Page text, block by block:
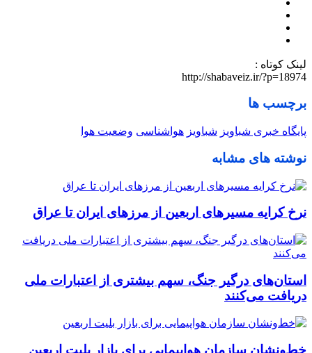
لینک کوتاه :
http://shabaveiz.ir/?p=18974
برچسب ها
پایگاه خبری شباویز شباویز هواشناسی وضعیت هوا
نوشته های مشابه
نرخ کرایه مسیرهای اربعین از مرزهای ایران تا عراق
استان‌های درگیر جنگ، سهم بیشتری از اعتبارات ملی
دریافت می‌کنند
خط‌ونشان سازمان هواپیمایی برای بازار بلیت اربعین